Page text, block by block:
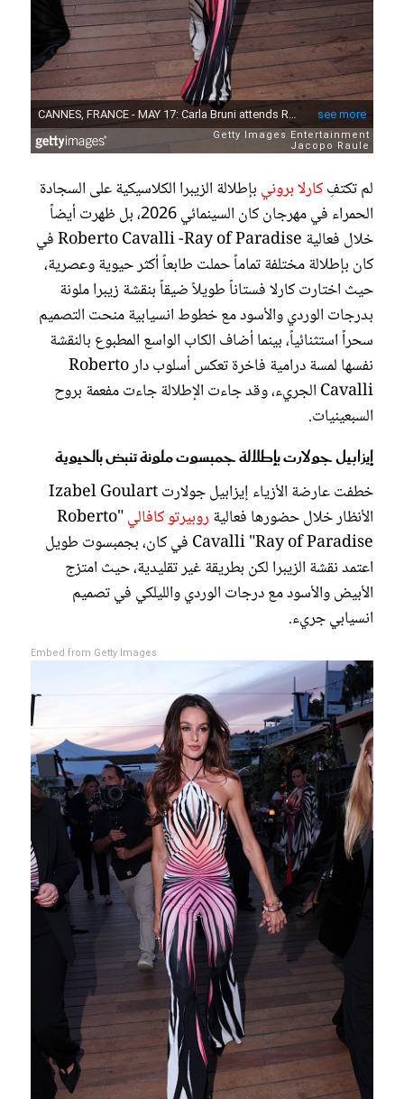
لم تكتفِكارلا بروني بإطلالة الزيبرا الكلاسيكية على السجادة
الحمراء في مهرجان كان السينمائي 2026، بل ظهرت أيضاً
خلال فعالية Roberto Cavalli -Ray of Paradise في
كان بإطلالة مختلفة تماماً حملت طابعاً أكثر حيوية وعصرية،
حيث اختارت كارلا فستاناً طويلاً ضيقاً بنقشة زيبرا ملونة
بدرجات الوردي والأسود مع خطوط انسيابية منحت التصميم
سحراً استثنائياً، بينما أضاف الكاب الواسع المطبوع بالنقشة
نفسها لمسة درامية فاخرة تعكس أسلوب دار Roberto
Cavalli الجريء، وقد جاءت الإطلالة جاءت مفعمة بروح
السبعينيات.
إيزابيل جولارت بإطلالة جمبسوت ملونة تنبض بالحيوية
خطفت عارضة الأزياء إيزابيل جولارت Izabel Goulart
الأنظار خلال حضورها فعالية روبيرتو كافالي "Roberto
Cavalli "Ray of Paradise في كان، بجمبسوت طويل
اعتمد نقشة الزيبرا لكن بطريقة غير تقليدية، حيث امتزج
الأبيض والأسود مع درجات الوردي والليلكي في تصميم
انسيابي جريء.
Embed from Getty Images